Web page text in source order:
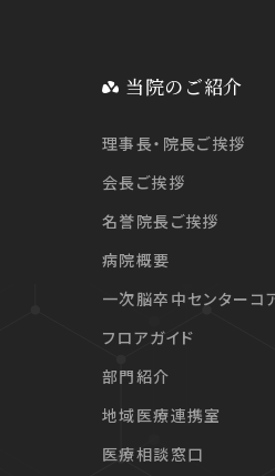
当院のご紹介
理事長・院長ご挨拶
会長ご挨拶
名誉院長ご挨拶
病院概要
一次脳卒中センターコ
フロアガイド
部門紹介
地域医療連携室
医療相談窓口